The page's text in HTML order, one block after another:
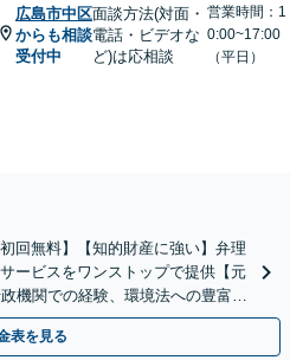
広島市中区
からも相談
受付中
面談方法(対面・
電話・ビデオな
ど)は応相談
営業時間：1
0:00~17:00
（平日）
回無料】【知的財産に強い】弁理
ービスをワンストップで提供【元
機関での経験、環境法への豊富な
問題を解決へ導きます
表を見る